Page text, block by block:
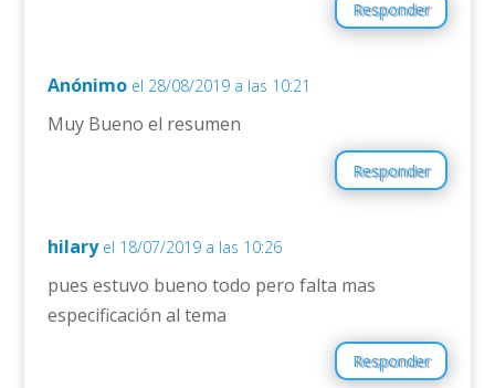
Responder
Anónimo el 28/08/2019 a las 10:21
Muy Bueno el resumen
Responder
hilary el 18/07/2019 a las 10:26
pues estuvo bueno todo pero falta mas
especificación al tema
Responder